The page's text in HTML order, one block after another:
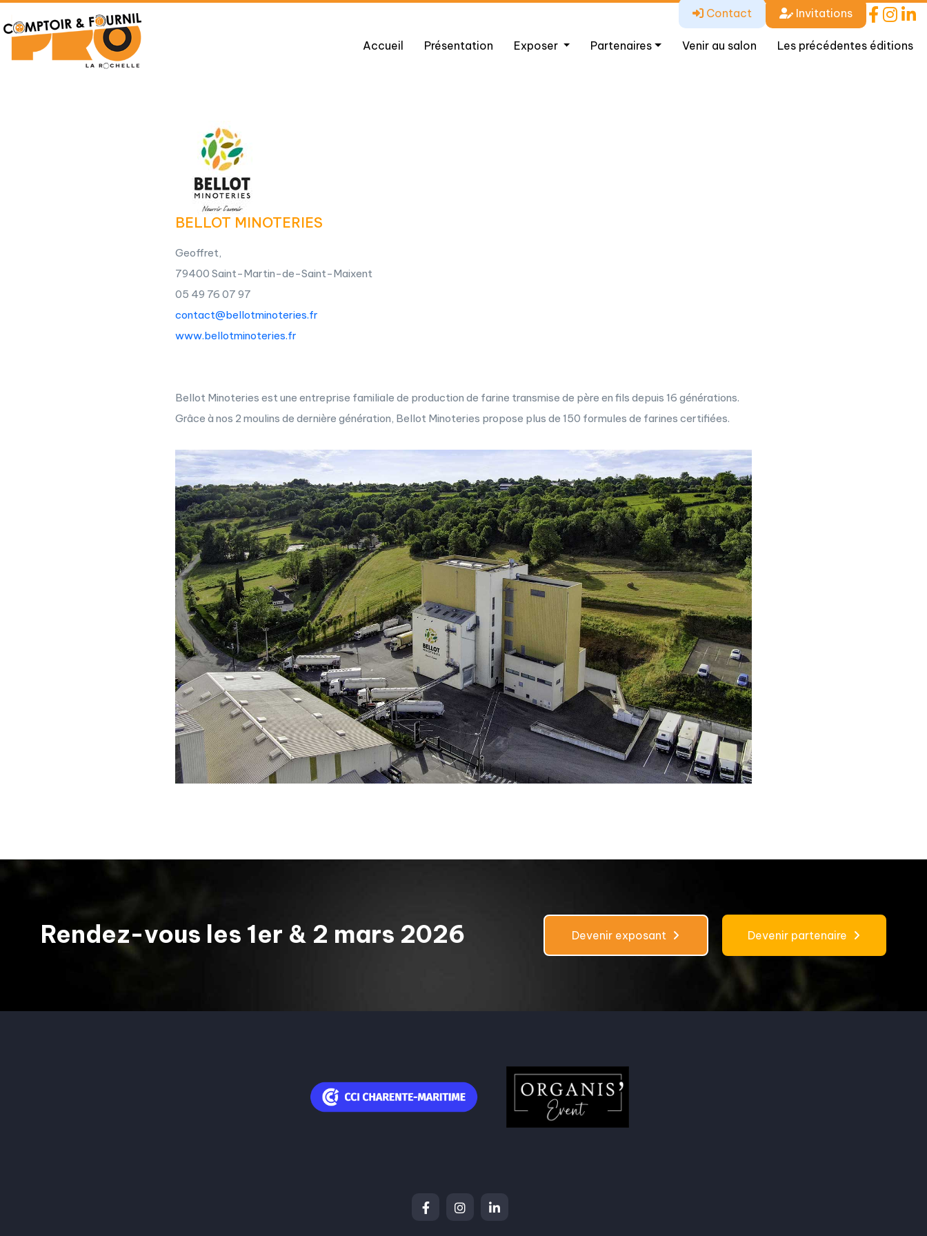
Accueil Présentation Exposer Partenaires Venir au salon Les précédentes éditions
Contact Invitations
BELLOT MINOTERIES
Geoffret,
79400 Saint-Martin-de-Saint-Maixent
05 49 76 07 97
contact@bellotminoteries.fr
www.bellotminoteries.fr
Bellot Minoteries est une entreprise familiale de production de farine transmise de père en fils depuis 16 générations.
Grâce à nos 2 moulins de dernière génération, Bellot Minoteries propose plus de 150 formules de farines certifiées.
Rendez-vous les 1er & 2 mars 2026 Devenir exposant Devenir partenaire